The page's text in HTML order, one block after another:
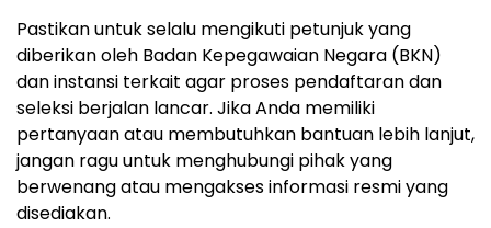
Pastikan untuk selalu mengikuti petunjuk yang
diberikan oleh Badan Kepegawaian Negara (BKN)
dan instansi terkait agar proses pendaftaran dan
seleksi berjalan lancar. Jika Anda memiliki
pertanyaan atau membutuhkan bantuan lebih lanjut,
jangan ragu untuk menghubungi pihak yang
berwenang atau mengakses informasi resmi yang
disediakan.